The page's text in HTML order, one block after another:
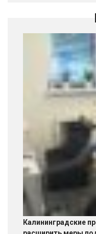
Калининградские